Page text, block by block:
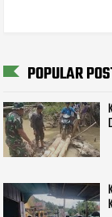
POPULAR